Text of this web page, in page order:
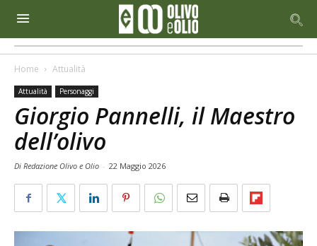
Home Attualità
Attualità Personaggi
Giorgio Pannelli, il Maestro
dell’olivo
Di Redazione Olivo e Olio - 22 Maggio 2026